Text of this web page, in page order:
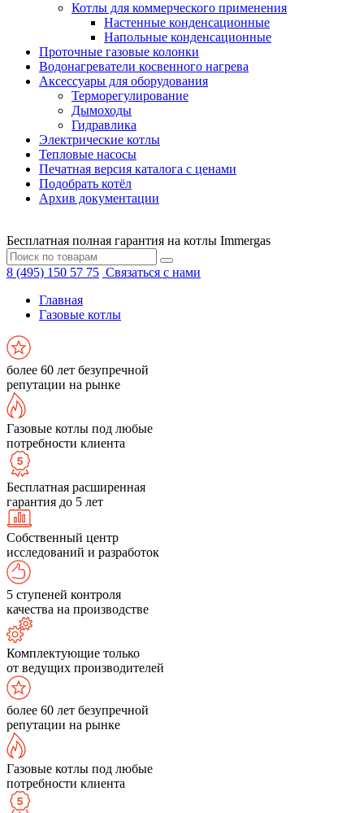
Котлы для коммерческого применения
Настенные конденсационные
Напольные конденсационные
Проточные газовые колонки
Водонагреватели косвенного нагрева
Аксессуары для оборудования
Терморегулирование
Дымоходы
Гидравлика
Электрические котлы
Тепловые насосы
Печатная версия каталога с ценами
Подобрать котёл
Архив документации
Бесплатная полная гарантия на котлы Immergas
8 (495) 150 57 75 Связаться с нами
Главная
Газовые котлы
более 60 лет безупречной
репутации на рынке
Газовые котлы под любые
потребности клиента
Бесплатная расширенная
гарантия до 5 лет
Собственный центр
исследований и разработок
5 ступеней контроля
качества на производстве
Комплектующие только
от ведущих производителей
более 60 лет безупречной
репутации на рынке
Газовые котлы под любые
потребности клиента